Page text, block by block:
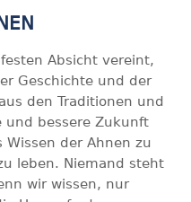
Absicht vereint,
Geschichte und der
den Traditionen und
und bessere Zukunft
der Ahnen zu
leben. Niemand steht
wir wissen, nur